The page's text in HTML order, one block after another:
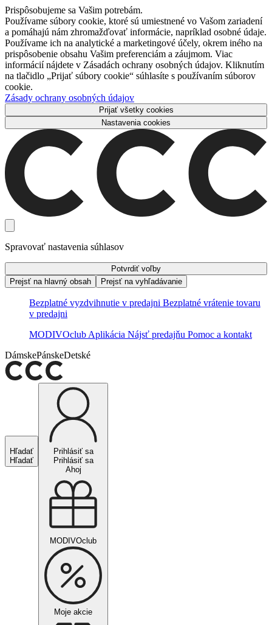
Prispôsobujeme sa Vašim potrebám.
Používame súbory cookie, ktoré sú umiestnené vo Vašom zariadení
a pomáhajú nám zhromažďovať informácie, napríklad osobné údaje.
Používame ich na analytické a marketingové účely, okrem iného na
prispôsobenie obsahu Vašim preferenciám a záujmom. Viac
informácií nájdete v Zásadách ochrany osobných údajov. Kliknutím
na tlačidlo „Prijať súbory cookie“ súhlasíte s používaním súborov
cookie.
Zásady ochrany osobných údajov
Prijať všetky cookies
Nastavenia cookies
Spravovať nastavenia súhlasov
Potvrdiť voľby
Prejsť na hlavný obsah
Prejsť na vyhľadávanie
Bezplatné vyzdvihnutie v predajni Bezplatné vrátenie tovaru
v predajni
MODIVOclub Aplikácia Nájsť predajňu Pomoc a kontakt
DámskePánskeDetské
Hľadať
Hľadať
Prihlásiť sa
Prihlásiť sa
Ahoj
MODIVOclub
Moje akcie